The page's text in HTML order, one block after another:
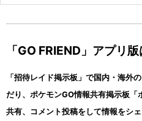
「GO FRIEND」アプリ
「招待レイド掲示板」で国内・海外
だり、ポケモンGO情報共有掲示板
共有、コメント投稿をして情報をシェ